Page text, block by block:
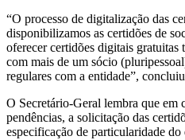
“O processo de digitalização das
disponibilizamos as certidões de
oferecer certidões digitais gratuitas
com mais de um sócio
regulares com a entidade”,
O Secretário-Geral lembra que em
pendências, a solicitação das
especificação de particularidade do